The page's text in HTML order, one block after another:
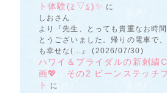
ト体験(≧▽≦)✨ に
しおさん
より『先生、とっても貴重なお時
とうございました。帰りの電車で
も幸せな(...』 (2026/07/30)
ハワイ＆ブライダルの新刺繍
画💖 その2 ビーンステッチ
ト
に